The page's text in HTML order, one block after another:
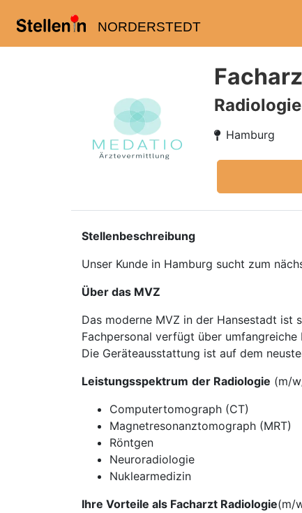
NORDERSTEDT
Radiologie
Hamburg
Stellenbeschreibung
Unser Kunde in Hamburg sucht zum
Über das MVZ
Das moderne MVZ in der Hansestadt ist
Fachpersonal verfügt über
Die Geräteausstattung ist auf dem
Leistungsspektrum der Radiologie (m/
Computertomograph (CT)
Magnetresonanztomograph (MRT)
Röntgen
Neuroradiologie
Nuklearmedizin
Ihre Vorteile als Facharzt Radiologie(m/